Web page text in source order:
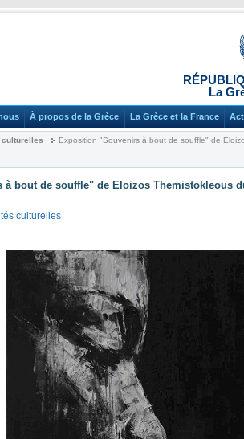
La
À propos de la Grèce La Grèce et la France
Exposition "Souvenirs à bout de souffle" de
bout de souffle" de Eloizos Themistokleous
culturelles